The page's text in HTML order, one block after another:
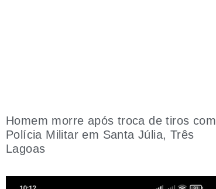
Homem morre após troca de tiros com
Polícia Militar em Santa Júlia, Três
Lagoas